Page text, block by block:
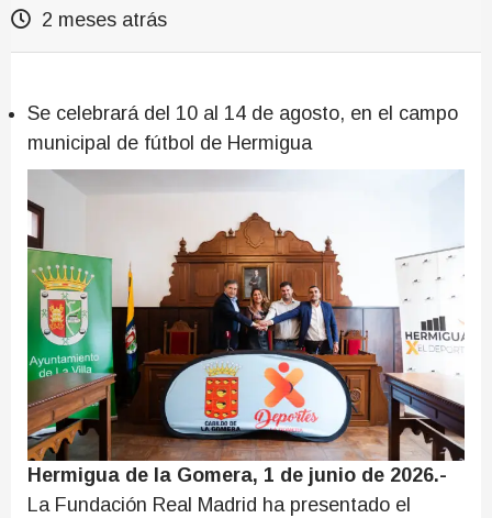
2 meses atrás
Se celebrará del 10 al 14 de agosto, en el campo
municipal de fútbol de Hermigua
Hermigua de la Gomera, 1 de junio de 2026.-
La Fundación Real Madrid ha presentado el